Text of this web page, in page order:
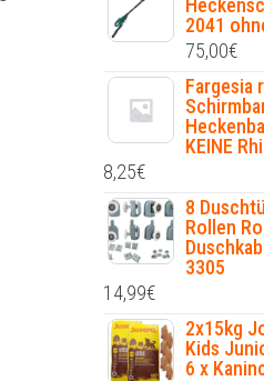
2041
75,00€
Fargesia
KEINE
8,25€
8
Rollen
3305
14,99€
2x15kg
Kids
6 x